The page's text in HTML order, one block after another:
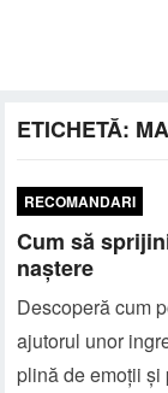
ETICHETĂ:
RECOMANDARI
Cum să
naștere
Descoperă cum
ajutorul unor
plină de emoții și